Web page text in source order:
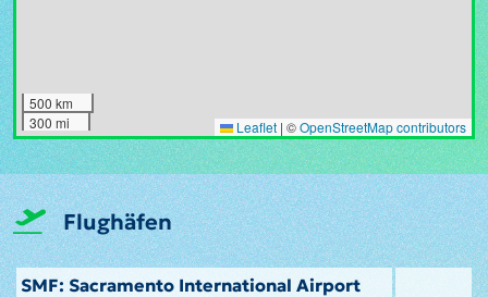
500 km
300 mi
Leaflet | ©OpenStreetMap contributors
Flughäfen
SMF: Sacramento International Airport